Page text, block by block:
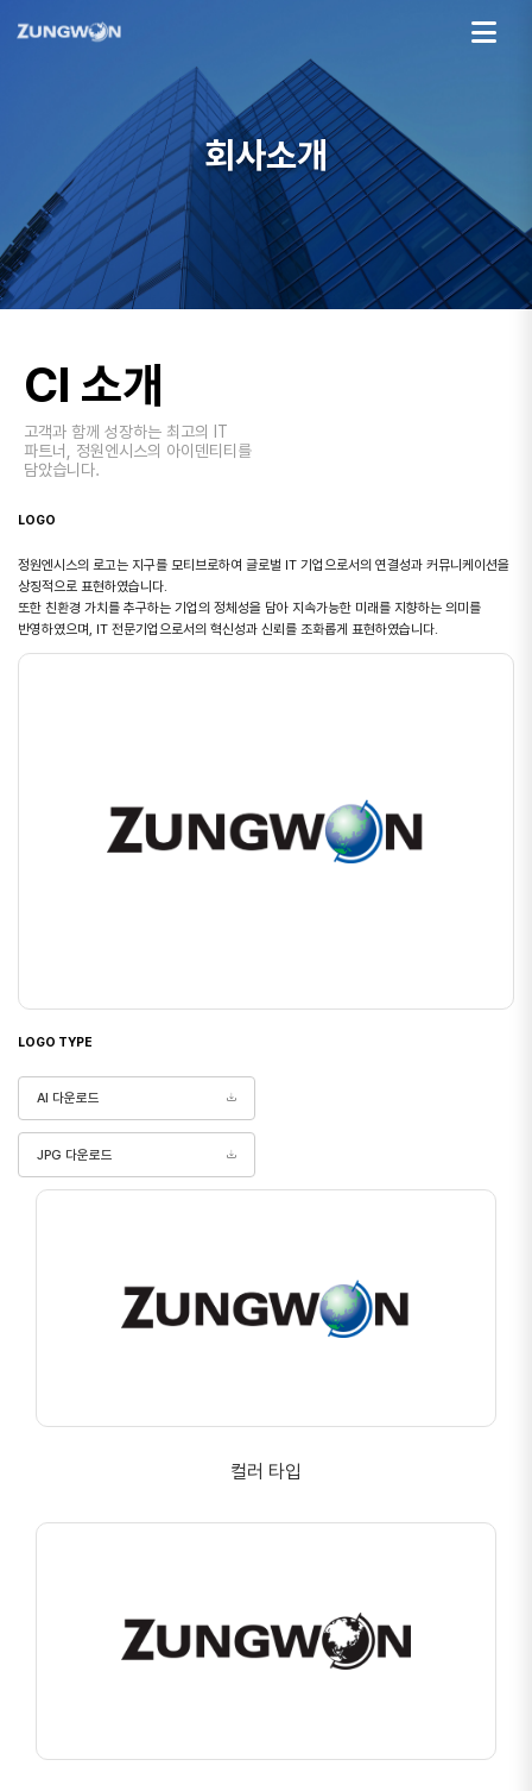
회사소개
CI 소개
고객과 함께 성장하는 최고의 IT
파트너, 정원엔시스의 아이덴티티를
담았습니다.
LOGO
정원엔시스의 로고는 지구를 모티브로하여 글로벌 IT 기업으로서의 연결성과 커뮤니케이션을
상징적으로 표현하였습니다.
또한 친환경 가치를 추구하는 기업의 정체성을 담아 지속가능한 미래를 지향하는 의미를
반영하였으며, IT 전문기업으로서의 혁신성과 신뢰를 조화롭게 표현하였습니다.
LOGO TYPE
AI 다운로드
JPG 다운로드
컬러 타입